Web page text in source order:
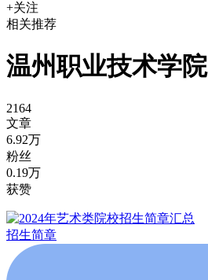
+关注
相关推荐
温州职业技术学院
2164
文章
6.92万
粉丝
0.19万
获赞
招生简章